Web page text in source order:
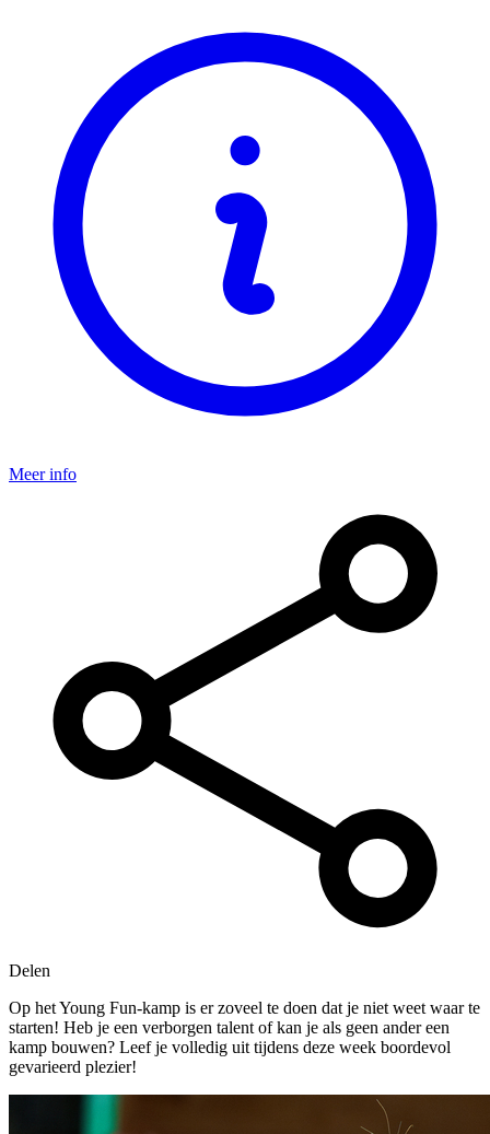
Meer info
Delen
Op het Young Fun-kamp is er zoveel te doen dat je niet weet waar te
starten! Heb je een verborgen talent of kan je als geen ander een
kamp bouwen? Leef je volledig uit tijdens deze week boordevol
gevarieerd plezier!